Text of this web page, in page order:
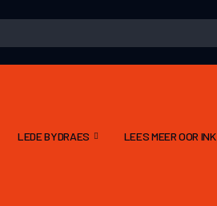
LEDE BYDRAES LEES MEER OOR INK